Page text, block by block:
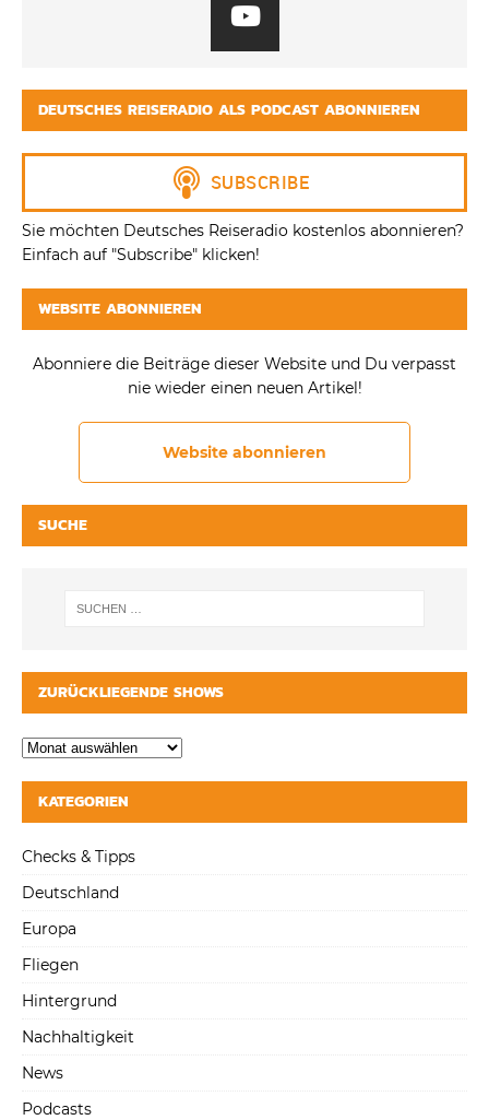
DEUTSCHES REISERADIO ALS PODCAST ABONNIEREN
Sie möchten Deutsches Reiseradio kostenlos abonnieren?
Einfach auf "Subscribe" klicken!
WEBSITE ABONNIEREN
Abonniere die Beiträge dieser Website und Du verpasst
nie wieder einen neuen Artikel!
Website abonnieren
SUCHE
ZURÜCKLIEGENDE SHOWS
KATEGORIEN
Checks & Tipps
Deutschland
Europa
Fliegen
Hintergrund
Nachhaltigkeit
News
Podcasts